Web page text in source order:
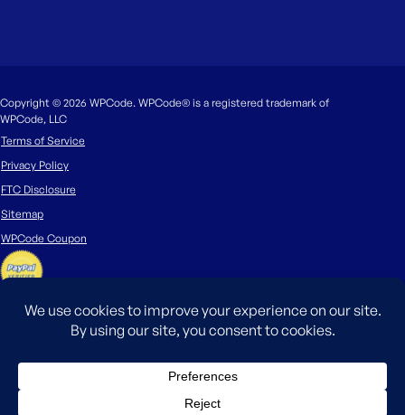
Copyright © 2026 WPCode. WPCode® is a registered trademark of
WPCode, LLC
Terms of Service
Privacy Policy
FTC Disclosure
Sitemap
WPCode Coupon
The WordPress® trademark is the intellectual property of the WordPress
Foundation. Uses of the WordPress®, names in this website are for
identification purposes only and do not imply an endorsement by